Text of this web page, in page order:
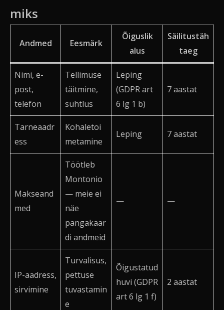
miks
Andmed Eesmärk
Õiguslik
alus
Säilitustäh
taeg
Nimi, e-
post,
telefon
Tellimuse
täitmine,
suhtlus
Leping
(GDPR art
6 lg 1 b)
7 aastat
Tarneaadr
ess
Kohaletoi
metamine
Leping 7 aastat
Makseand
med
Töötleb
Montonio
— meie ei
näe
pangakaar
di andmeid
— —
IP-aadress,
sirvimine
Turvalisus,
pettuse
tuvastamin
e
Õigustatud
huvi (GDPR
art 6 lg 1 f)
2 aastat